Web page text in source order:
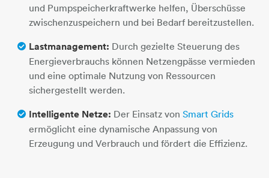
und Pumpspeicherkraftwerke helfen, Überschüsse
zwischenzuspeichern und bei Bedarf bereitzustellen.
Lastmanagement: Durch gezielte Steuerung des
Energieverbrauchs können Netzengpässe vermieden
und eine optimale Nutzung von Ressourcen
sichergestellt werden.
Intelligente Netze: Der Einsatz von Smart Grids
ermöglicht eine dynamische Anpassung von
Erzeugung und Verbrauch und fördert die Effizienz.